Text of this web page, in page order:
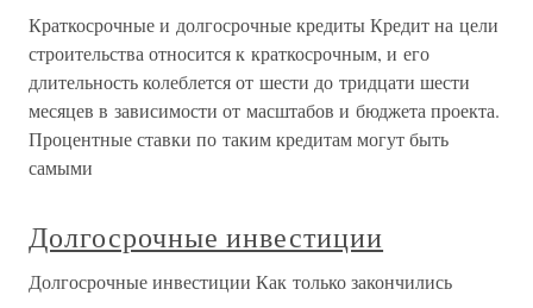
Краткосрочные и долгосрочные кредиты Кредит на цели
строительства относится к краткосрочным, и его
длительность колеблется от шести до тридцати шести
месяцев в зависимости от масштабов и бюджета проекта.
Процентные ставки по таким кредитам могут быть
самыми
Долгосрочные инвестиции
Долгосрочные инвестиции Как только закончились